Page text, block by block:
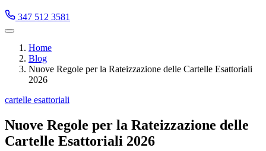
347 512 3581
Home
Blog
Nuove Regole per la Rateizzazione delle Cartelle Esattoriali
2026
cartelle esattoriali
Nuove Regole per la Rateizzazione delle
Cartelle Esattoriali 2026